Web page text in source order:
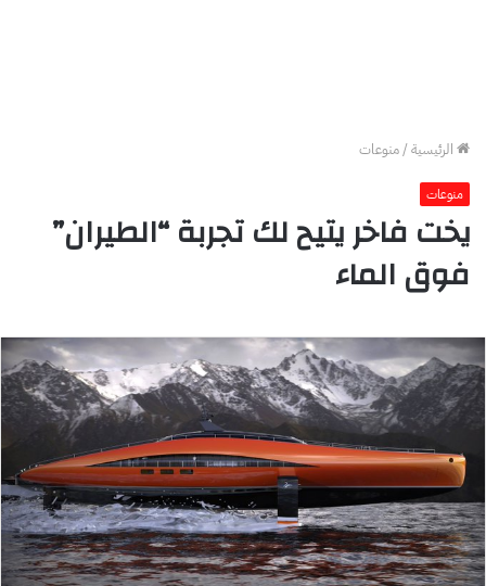
الرئيسية/منوعات
منوعات
يخت فاخر يتيح لك تجربة “الطيران”
فوق الماء